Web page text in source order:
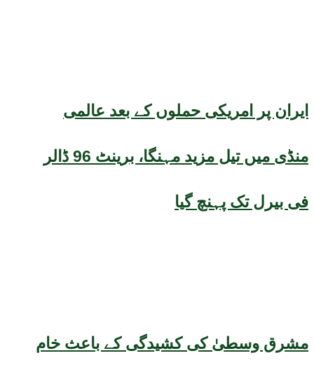
ایران پر امریکی حملوں کے بعد عالمی
منڈی میں تیل مزید مہنگا، برینٹ 96 ڈالر
فی بیرل تک پہنچ گیا
مشرق وسطیٰ کی کشیدگی کے باعث خام